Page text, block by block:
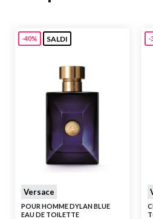
-40% SALDI
Versace
POUR HOMME DYLAN BLUE
EAU DE TOILETTE
-